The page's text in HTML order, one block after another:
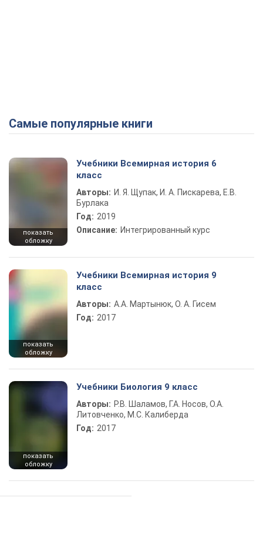
Самые популярные книги
показать
обложку
Учебники Всемирная история 6
класс
Авторы: И. Я. Щупак, И. А. Пискарева, Е.В.
Бурлака
Год: 2019
Описание: Интегрированный курс
показать
обложку
Учебники Всемирная история 9
класс
Авторы: А.А. Мартынюк, О. А. Гисем
Год: 2017
показать
обложку
Учебники Биология 9 класс
Авторы: Р.В. Шаламов, Г.А. Носов, О.А.
Литовченко, М.С. Калиберда
Год: 2017